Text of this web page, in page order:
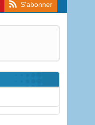
S'abonner